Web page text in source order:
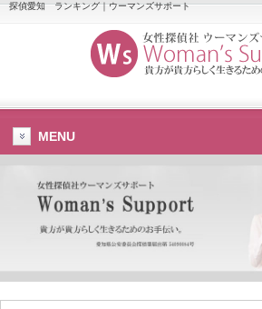
探偵愛知 ランキング｜ウーマンズサポート
MENU